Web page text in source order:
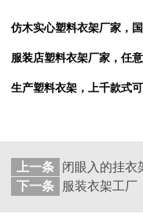
仿木实心塑料衣架厂家，
服装店塑料衣架厂家，任
生产塑料衣架，上千款式
上一条
下一条